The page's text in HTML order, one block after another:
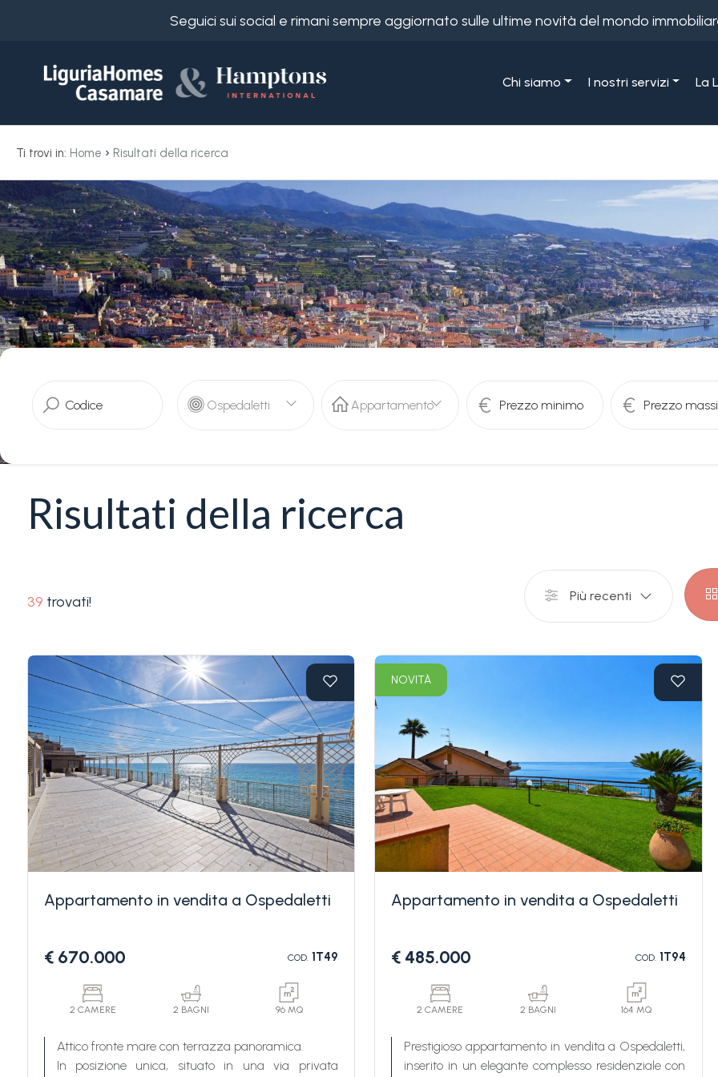
Seguici sui social e rimani sempre aggiornato sulle ultime novità del mondo
Chi siamo I nostri servizi La
Ti trovi in: Home › Risultati della ricerca
Ospedaletti Appartamento
Risultati della ricerca
39 trovati! Più recenti
Appartamento in vendita a Ospedaletti
€ 670.000 COD. 1T49
2 CAMERE 2 BAGNI 96 MQ
Attico fronte mare con terrazza panoramica.
In posizione unica, situato in una via privata
NOVITÀ
Appartamento in vendita a Ospedaletti
€ 485.000 COD.1T94
2 CAMERE 2 BAGNI 164 MQ
Prestigioso appartamento in vendita a Ospedaletti,
inserito in un elegante complesso residenziale con
FR
DE
RU
Chi
siamo
I
nostri
La
Liguria
case
(0)
dove
cercare
Imperia
Ospedaletti
Tipologia
Qualsiasi
Camere